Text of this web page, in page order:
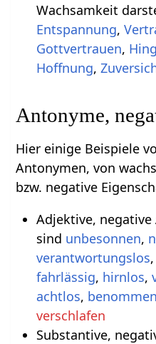
Wachsamkeit
Entspannung,
Gottvertrauen,
Hoffnung,
Antonyme,
Hier einige Beispiele
Antonymen, von
bzw. negative
Adjektive, negative
sind unbesonnen,
verantwortungslos,
fahrlässig, hirnlos,
achtlos, benommen
verschlafen
Substantive,